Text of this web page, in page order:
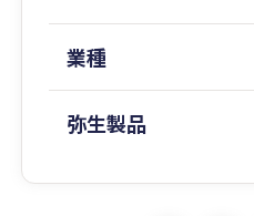
業種
弥生製品